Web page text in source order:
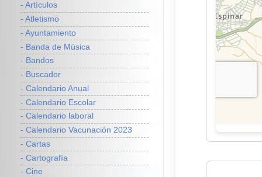
- Artículos
- Atletismo
- Ayuntamiento
- Banda de Música
- Bandos
- Buscador
- Calendario Anual
- Calendario Escolar
- Calendario laboral
- Calendario Vacunación 2023
- Cartas
- Cartografía
- Cine